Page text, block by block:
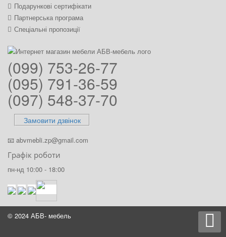
Подарункові сертифікати
Партнерська програма
Спеціальні пропозиції
(099) 753-26-77
(095) 791-36-59
(097) 548-37-70
Замовити дзвінок
📧 abvmebli.zp@gmail.com
Графік роботи
пн-нд 10:00 - 18:00
© 2024 АБВ- мебель